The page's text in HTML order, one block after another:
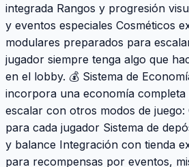
integrada Rangos y progresión
y eventos especiales Cosméticos
modulares preparados para
jugador siempre tenga algo que
en el lobby. 💰 Sistema de
incorpora una economía
escalar con otros modos de juego:
para cada jugador Sistema de
y balance Integración con tienda
para recompensas por eventos,